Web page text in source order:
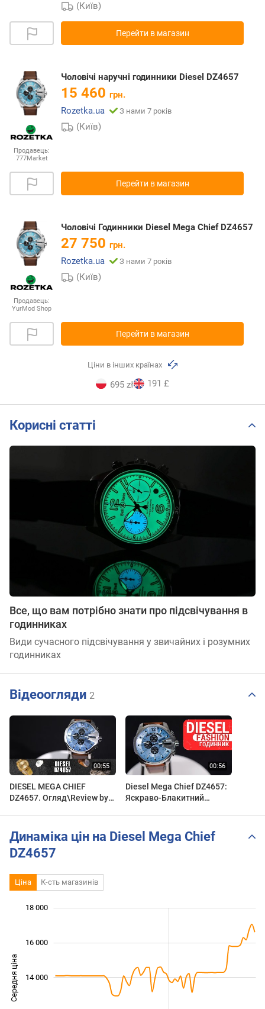
(Київ)
Перейти в магазин
Продавець:
777Market
Чоловічі наручні годинники Diesel DZ4657
15 460 грн.
Rozetka.ua
З нами 7 років
(Київ)
Перейти в магазин
Продавець:
YurMod Shop
Чоловічі Годинники Diesel Mega Chief DZ4657
27 750 грн.
Rozetka.ua
З нами 7 років
(Київ)
Перейти в магазин
Ціни в інших країнах
695 zł 191 £
Корисні статті
Все, що вам потрібно знати про підсвічування в
годинниках
Види сучасного підсвічування у звичайних і розумних
годинниках
Відеоогляди 2
DIESEL MEGA CHIEF
DZ4657. Огляд\Review by
Diesel Mega Chief DZ4657:
Яскраво-Блакитний
Динаміка цін на Diesel Mega Chief
DZ4657
Ціна К-сть магазинів
Середня ціна 10 000
14 000
16 000
18 000